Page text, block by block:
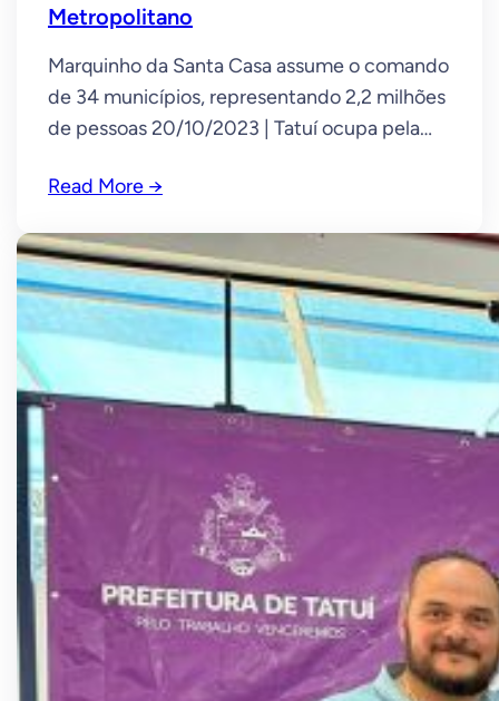
Metropolitano
Marquinho da Santa Casa assume o comando
de 34 municípios, representando 2,2 milhões
de pessoas 20/10/2023 | Tatuí ocupa pela
Regional Metropolitano de Sorocaba,
passou a ser ocupada desde a quarta-feira,
18, pelo vereador Antonio Marcos de Abreu,
eleito por unanimidade em
Read More →